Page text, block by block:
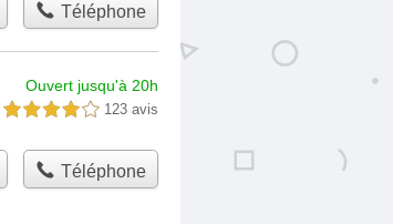
Téléphone
Ouvert jusqu'à 20h
4,0 étoiles sur 5 123 avis
Téléphone